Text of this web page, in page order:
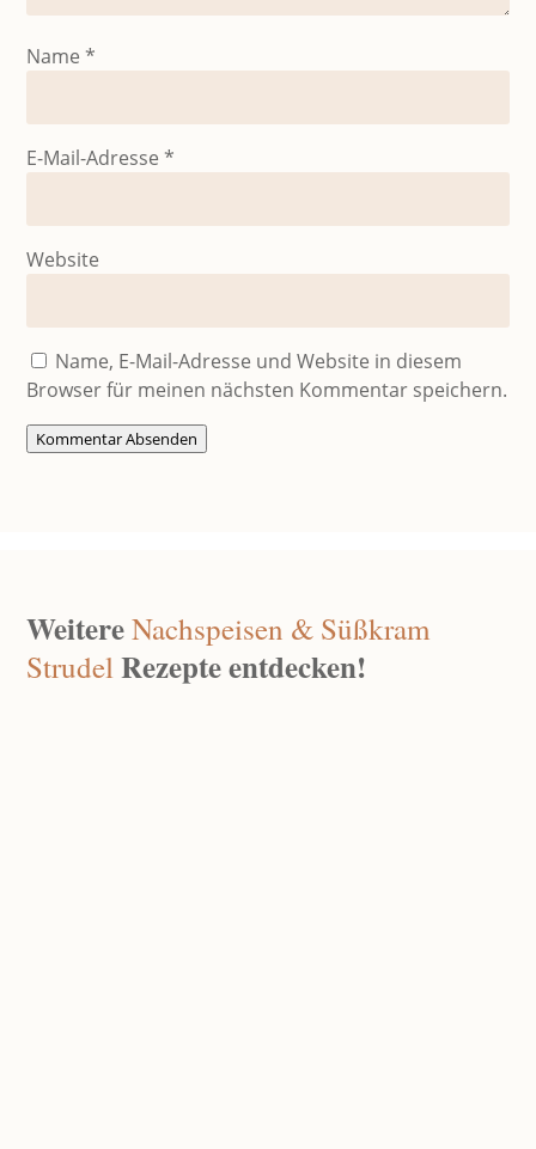
Name*
E-Mail-Adresse*
Website
Name, E-Mail-Adresse und Website in diesem
Browser für meinen nächsten Kommentar speichern.
Kommentar Absenden
WeitereNachspeisen & Süßkram
StrudelRezepte entdecken!